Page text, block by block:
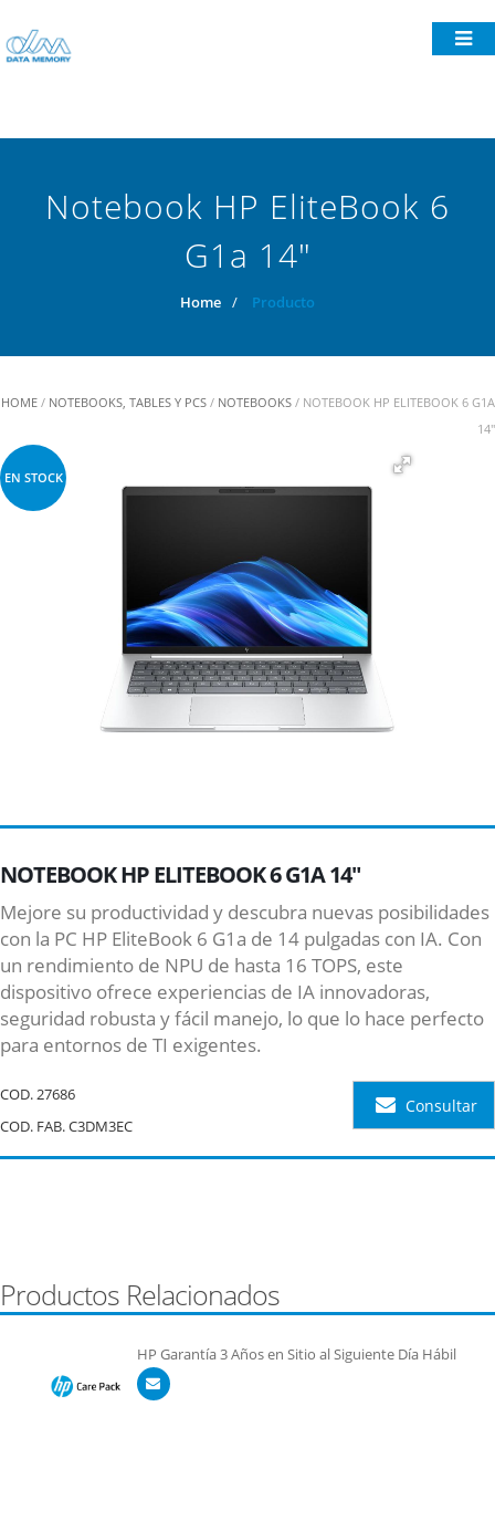
Notebook HP EliteBook 6
G1a 14"
Home / Producto
HOME / NOTEBOOKS, TABLES Y PCS / NOTEBOOKS / NOTEBOOK HP ELITEBOOK 6 G1A
14"
EN STOCK
NOTEBOOK HP ELITEBOOK 6 G1A 14"
Mejore su productividad y descubra nuevas posibilidades
con la PC HP EliteBook 6 G1a de 14 pulgadas con IA. Con
un rendimiento de NPU de hasta 16 TOPS, este
dispositivo ofrece experiencias de IA innovadoras,
seguridad robusta y fácil manejo, lo que lo hace perfecto
para entornos de TI exigentes.
COD.27686
COD. FAB. C3DM3EC
Consultar
Productos Relacionados
HP Garantía 3 Años en Sitio al Siguiente Día Hábil